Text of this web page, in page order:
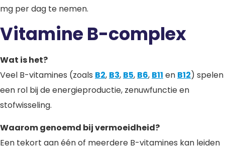
mg per dag te nemen.
Vitamine B-complex
Wat is het?
Veel B-vitamines (zoals B2, B3, B5, B6, B11 en B12) spelen
een rol bij de energieproductie, zenuwfunctie en
stofwisseling.
Waarom genoemd bij vermoeidheid?
Een tekort aan één of meerdere B-vitamines kan leiden